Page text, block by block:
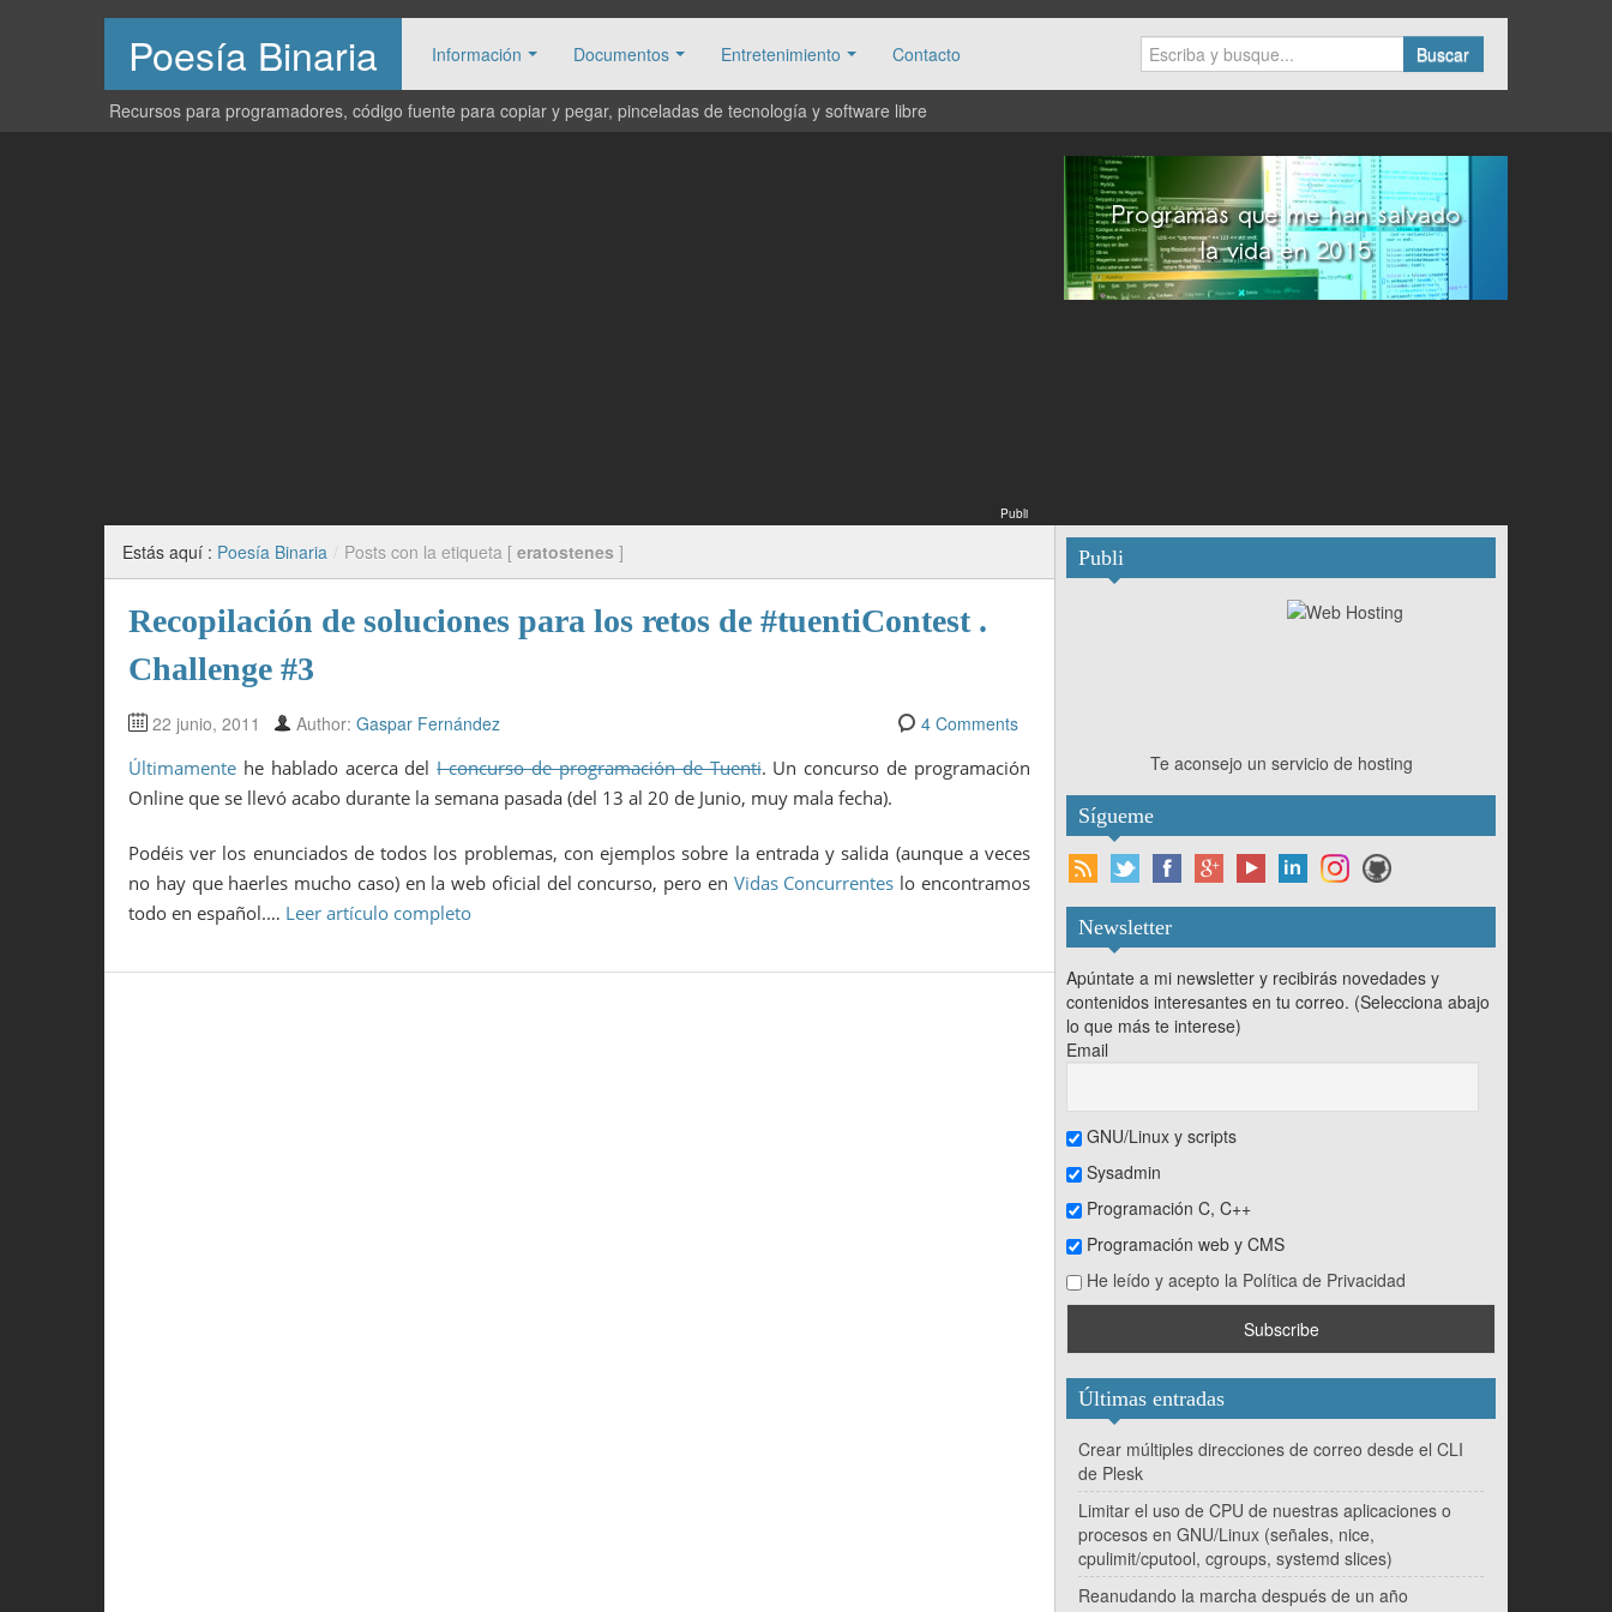
Poesía Binaria Información Documentos Entretenimiento Contacto Buscar
Recursos para programadores, código fuente para copiar y pegar, pinceladas de tecnología y software libre
Publi
Estás aquí : Poesía Binaria / Posts con la etiqueta [ eratostenes ]
Recopilación de soluciones para los retos de #tuentiContest .
Challenge #3
22 junio, 2011 Author: Gaspar Fernández
4 Comments
Últimamente he hablado acerca delI concurso de programación de Tuenti. Un concurso de programación
Online que se llevó acabo durante la semana pasada (del 13 al 20 de Junio, muy mala fecha).
Podéis ver los enunciados de todos los problemas, con ejemplos sobre la entrada y salida (aunque a veces
no hay que haerles mucho caso) en la web oficial del concurso, pero en Vidas Concurrentes lo encontramos
todo en español.… Leer artículo completo
Publi
Te aconsejo un servicio de hosting
Sígueme
Newsletter
Apúntate a mi newsletter y recibirás novedades y
contenidos interesantes en tu correo. (Selecciona abajo
lo que más te interese)
Email
GNU/Linux y scripts
Sysadmin
Programación C, C++
Programación web y CMS
He leído y acepto la Política de Privacidad
Últimas entradas
Crear múltiples direcciones de correo desde el CLI
de Plesk
Limitar el uso de CPU de nuestras aplicaciones o
procesos en GNU/Linux (señales, nice,
cpulimit/cputool, cgroups, systemd slices)
Reanudando la marcha después de un año